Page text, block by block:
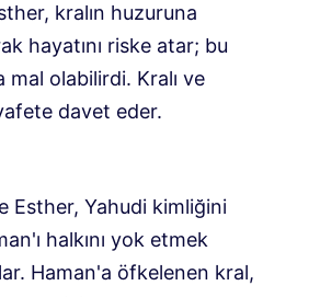
kralın huzuruna
hayatını riske atar; bu
mal olabilirdi. Kralı ve
davet eder.
Esther, Yahudi kimliğini
halkını yok etmek
Haman'a öfkelenen kral,